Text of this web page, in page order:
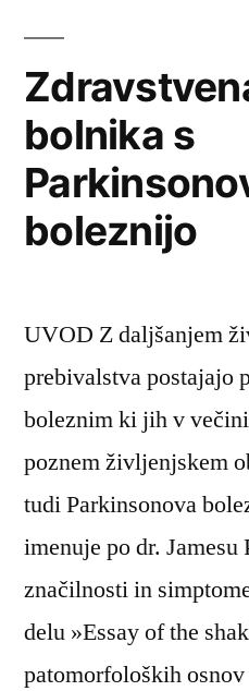
bolnika s
boleznijo
UVOD Z daljšanjem
prebivalstva postajajo
boleznim ki jih v
poznem življenjskem
tudi Parkinsonova
imenuje po dr.
značilnosti in
delu »Essay of the
patomorfoloških